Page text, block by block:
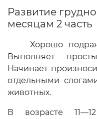
Развитие
месяцам 2 часть
Хорошо
Выполняет
Начинает
отдель­ными
животных.
В возрасте